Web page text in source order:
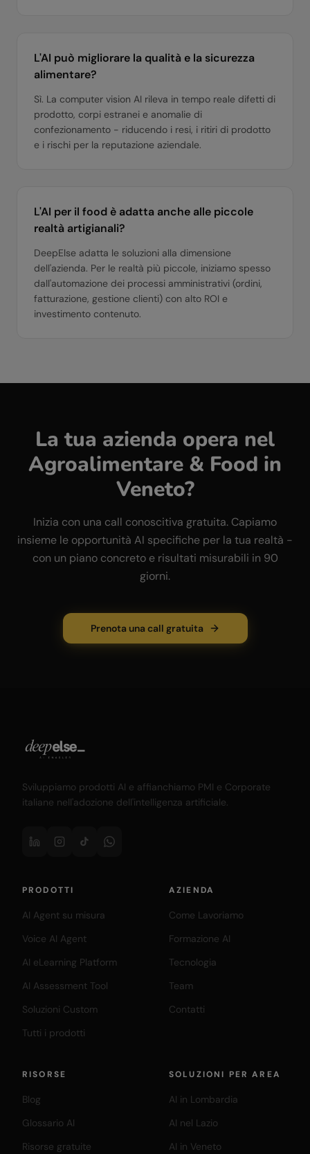
L'AI può migliorare la qualità e la sicurezza
alimentare?
Sì. La computer vision AI rileva in tempo reale difetti di
prodotto, corpi estranei e anomalie di
confezionamento - riducendo i resi, i ritiri di prodotto
e i rischi per la reputazione aziendale.
L'AI per il food è adatta anche alle piccole
realtà artigianali?
DeepElse adatta le soluzioni alla dimensione
dell'azienda. Per le realtà più piccole, iniziamo spesso
dall'automazione dei processi amministrativi (ordini,
fatturazione, gestione clienti) con alto ROI e
investimento contenuto.
La tua azienda opera nel
Agroalimentare & Food in
Veneto?
Inizia con una call conoscitiva gratuita. Capiamo
insieme le opportunità AI specifiche per la tua realtà -
con un piano concreto e risultati misurabili in 90
giorni.
Prenota una call gratuita
Sviluppiamo prodotti AI e affianchiamo PMI e Corporate
italiane nell'adozione dell'intelligenza artificiale.
PRODOTTI
AI Agent su misura
Voice AI Agent
AI eLearning Platform
AI Assessment Tool
Soluzioni Custom
Tutti i prodotti
AZIENDA
Come Lavoriamo
Formazione AI
Tecnologia
Team
Contatti
RISORSE
Blog
Glossario AI
Risorse gratuite
SOLUZIONI PER AREA
AI in Lombardia
AI nel Lazio
AI in Veneto